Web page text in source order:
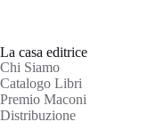
La casa editrice
Chi Siamo
Catalogo Libri
Premio Maconi
Distribuzione